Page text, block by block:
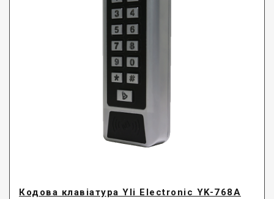
Кодова клавіатура Yli Electronic YK-768A